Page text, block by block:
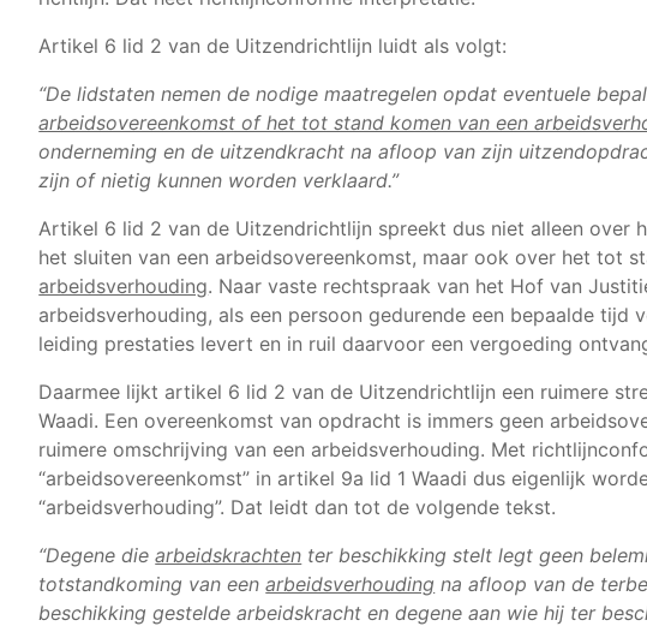
Artikel 6 lid 2 van de Uitzendrichtlijn luidt als volgt:
“De lidstaten nemen de nodige maatregelen opdat eventuele
arbeidsovereenkomst of het tot stand komen van een
onderneming en de uitzendkracht na afloop van zijn
zijn of nietig kunnen worden verklaard.”
Artikel 6 lid 2 van de Uitzendrichtlijn spreekt dus niet alleen over
het sluiten van een arbeidsovereenkomst, maar ook over het tot
arbeidsverhouding. Naar vaste rechtspraak van het Hof van
arbeidsverhouding, als een persoon gedurende een bepaalde tijd
leiding prestaties levert en in ruil daarvoor een vergoeding
Daarmee lijkt artikel 6 lid 2 van de Uitzendrichtlijn een ruimere
Waadi. Een overeenkomst van opdracht is immers geen
ruimere omschrijving van een arbeidsverhouding. Met
“arbeidsovereenkomst” in artikel 9a lid 1 Waadi dus eigenlijk
“arbeidsverhouding”. Dat leidt dan tot de volgende tekst.
“Degene diearbeidskrachten ter beschikking stelt legt geen
totstandkoming van eenarbeidsverhouding na afloop van de
beschikking gestelde arbeidskracht en degene aan wie hij ter